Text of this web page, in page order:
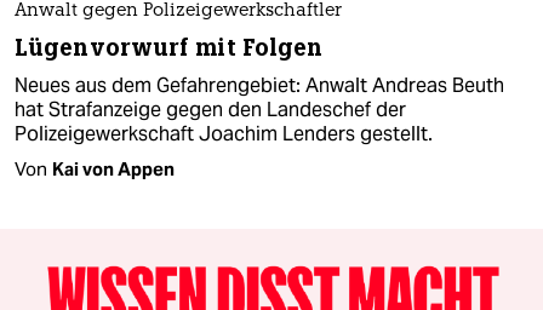
Anwalt gegen Polizeigewerkschaftler
Lügenvorwurf mit Folgen
Neues aus dem Gefahrengebiet: Anwalt Andreas Beuth
hat Strafanzeige gegen den Landeschef der
Polizeigewerkschaft Joachim Lenders gestellt.
Von Kai von Appen